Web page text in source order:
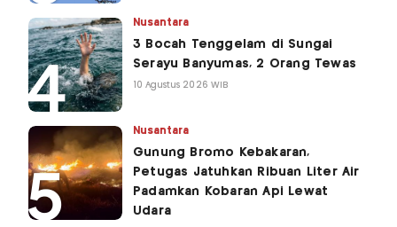
Nusantara
3 Bocah Tenggelam di Sungai
Serayu Banyumas, 2 Orang Tewas
10 Agustus 2026 WIB
Nusantara
Gunung Bromo Kebakaran,
Petugas Jatuhkan Ribuan Liter Air
Padamkan Kobaran Api Lewat
Udara